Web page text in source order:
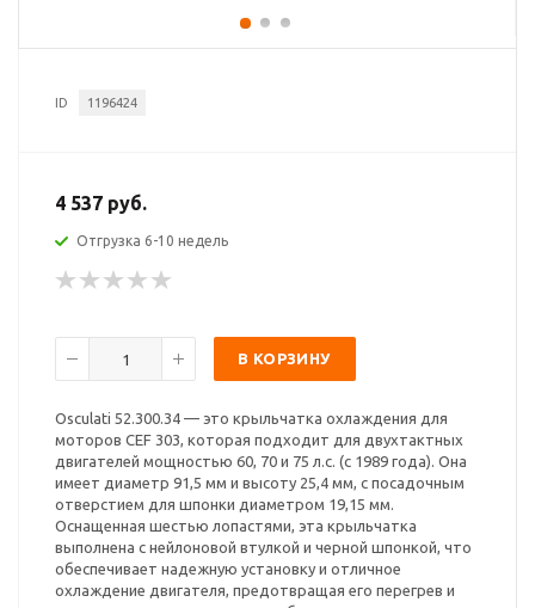
ID 1196424
4 537 руб.
Отгрузка 6-10 недель
В КОРЗИНУ
Osculati 52.300.34 — это крыльчатка охлаждения для
моторов CEF 303, которая подходит для двухтактных
двигателей мощностью 60, 70 и 75 л.с. (с 1989 года). Она
имеет диаметр 91,5 мм и высоту 25,4 мм, с посадочным
отверстием для шпонки диаметром 19,15 мм.
Оснащенная шестью лопастями, эта крыльчатка
выполнена с нейлоновой втулкой и черной шпонкой, что
обеспечивает надежную установку и отличное
охлаждение двигателя, предотвращая его перегрев и